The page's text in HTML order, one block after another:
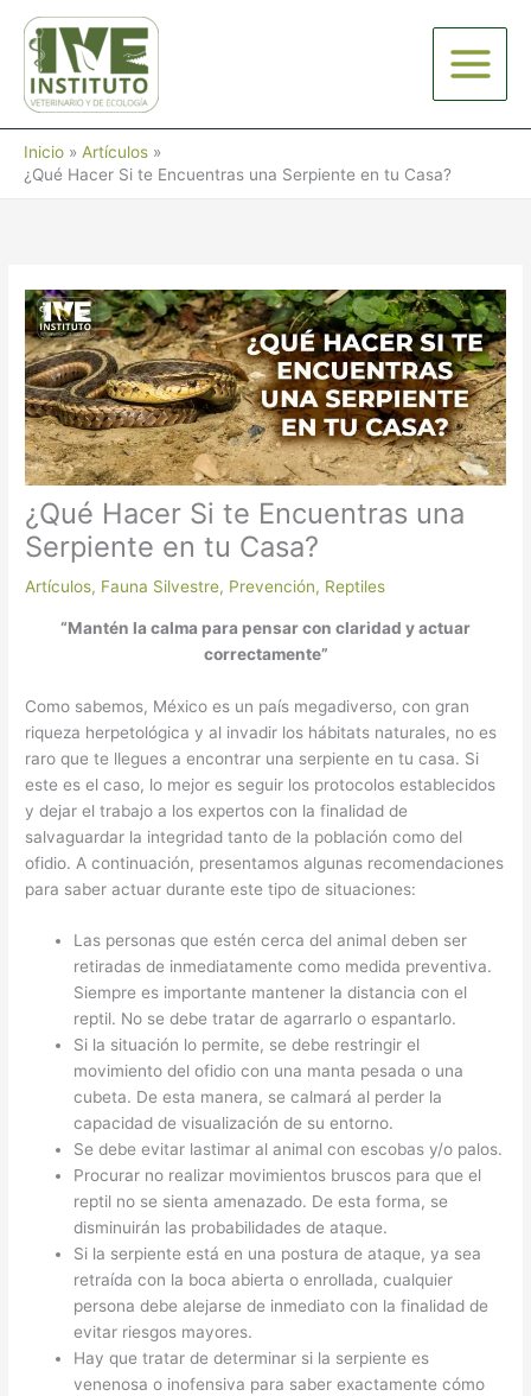
contenido
Inicio
Artículos
¿Qué Hacer Si te Encuentras una Serpiente en tu Casa?
¿Qué Hacer Si te Encuentras una
Serpiente en tu Casa?
Artículos, Fauna Silvestre, Prevención, Reptiles
“Mantén la calma para pensar con claridad y actuar
correctamente”
Como sabemos, México es un país megadiverso, con gran
riqueza herpetológica y al invadir los hábitats naturales, no es
raro que te llegues a encontrar una serpiente en tu casa. Si
este es el caso, lo mejor es seguir los protocolos establecidos
y dejar el trabajo a los expertos con la finalidad de
salvaguardar la integridad tanto de la población como del
ofidio. A continuación, presentamos algunas recomendaciones
para saber actuar durante este tipo de situaciones:
Las personas que estén cerca del animal deben ser
retiradas de inmediatamente como medida preventiva.
Siempre es importante mantener la distancia con el
reptil. No se debe tratar de agarrarlo o espantarlo.
Si la situación lo permite, se debe restringir el
movimiento del ofidio con una manta pesada o una
cubeta. De esta manera, se calmará al perder la
capacidad de visualización de su entorno.
Se debe evitar lastimar al animal con escobas y/o palos.
Procurar no realizar movimientos bruscos para que el
reptil no se sienta amenazado. De esta forma, se
disminuirán las probabilidades de ataque.
Si la serpiente está en una postura de ataque, ya sea
retraída con la boca abierta o enrollada, cualquier
persona debe alejarse de inmediato con la finalidad de
evitar riesgos mayores.
Hay que tratar de determinar si la serpiente es
venenosa o inofensiva para saber exactamente cómo